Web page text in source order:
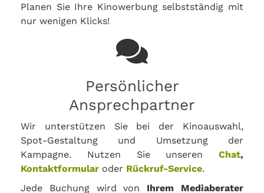
Planen Sie Ihre Kinowerbung selbstständig mit
nur wenigen Klicks!
Persönlicher
Ansprechpartner
Wir unterstützen Sie bei der Kinoauswahl,
Spot-Gestaltung und Umsetzung der
Kampagne. Nutzen Sie unseren Chat,
Kontaktformular oder Rückruf-Service.
Jede Buchung wird von Ihrem Mediaberater